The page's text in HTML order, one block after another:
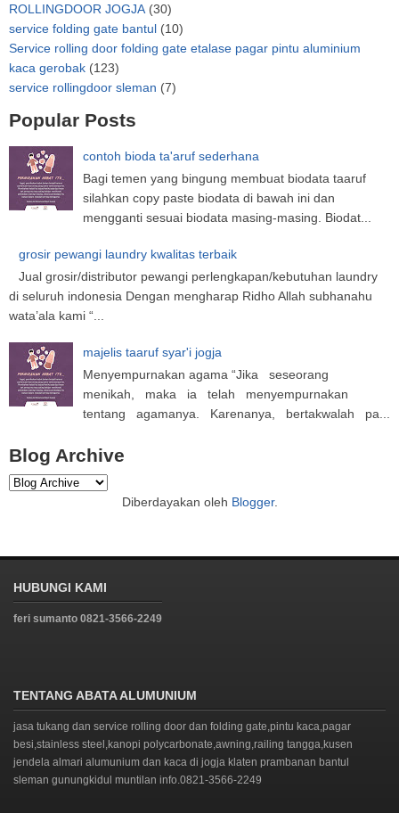
ROLLINGDOOR JOGJA (30)
service folding gate bantul (10)
Service rolling door folding gate etalase pagar pintu aluminium
kaca gerobak (123)
service rollingdoor sleman (7)
Popular Posts
contoh bioda ta'aruf sederhana
Bagi temen yang bingung membuat biodata taaruf
silahkan copy paste biodata di bawah ini dan
mengganti sesuai biodata masing-masing. Biodat...
grosir pewangi laundry kwalitas terbaik
Jual grosir/distributor pewangi perlengkapan/kebutuhan laundry
di seluruh indonesia Dengan mengharap Ridho Allah subhanahu
wata’ala kami “...
majelis taaruf syar'i jogja
Menyempurnakan agama “Jika seseorang
menikah, maka ia telah menyempurnakan
tentang agamanya. Karenanya, bertakwalah pa...
Blog Archive
Diberdayakan oleh Blogger.
HUBUNGI KAMI
feri sumanto 0821-3566-2249
TENTANG ABATA ALUMUNIUM
jasa tukang dan service rolling door dan folding gate,pintu kaca,pagar
besi,stainless steel,kanopi polycarbonate,awning,railing tangga,kusen
jendela almari alumunium dan kaca di jogja klaten prambanan bantul
sleman gunungkidul muntilan info.0821-3566-2249